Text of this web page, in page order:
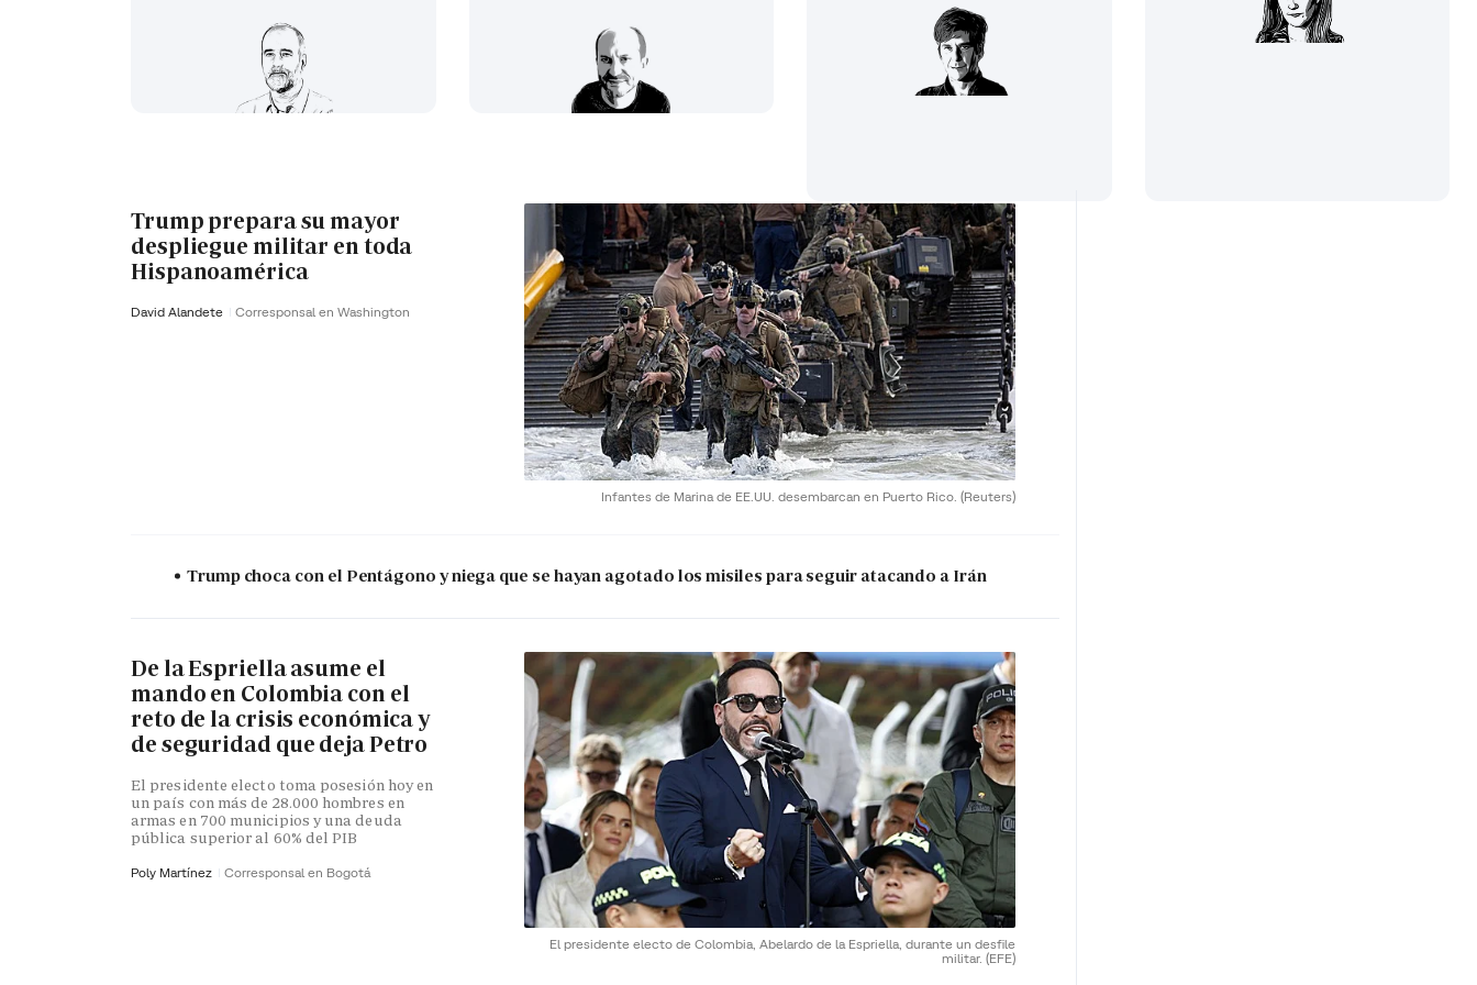
Infantes de Marina de EE.UU. desembarcan en Puerto Rico. (Reuters)
Trump prepara su mayor
despliegue militar en toda
Hispanoamérica
David Alandete Corresponsal en Washington
Trump choca con el Pentágono y niega que se hayan agotado los misiles para seguir atacando a Irán
El presidente electo de Colombia, Abelardo de la Espriella, durante un desfile
militar. (EFE)
De la Espriella asume el
mando en Colombia con el
reto de la crisis económica y
de seguridad que deja Petro
El presidente electo toma posesión hoy en
un país con más de 28.000 hombres en
armas en 700 municipios y una deuda
pública superior al 60% del PIB
Poly Martínez Corresponsal en Bogotá